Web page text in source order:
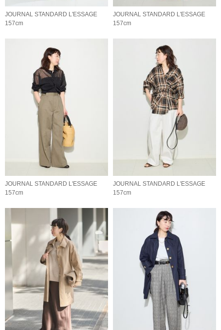
JOURNAL STANDARD L'ESSAGE
157cm
JOURNAL STANDARD L'ESSAGE
157cm
JOURNAL STANDARD L'ESSAGE
157cm
JOURNAL STANDARD L'ESSAGE
157cm